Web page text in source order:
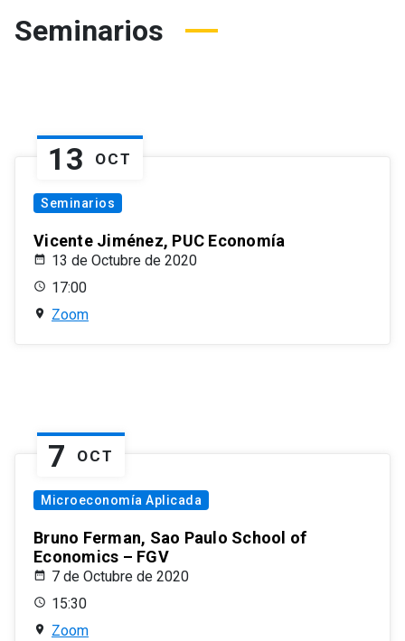
Seminarios
13 OCT
Seminarios
Vicente Jiménez, PUC Economía
13 de Octubre de 2020
17:00
Zoom
7 OCT
Microeconomía Aplicada
Bruno Ferman, Sao Paulo School of
Economics – FGV
7 de Octubre de 2020
15:30
Zoom